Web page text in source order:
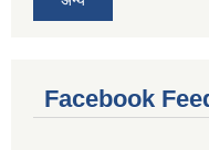
Facebook